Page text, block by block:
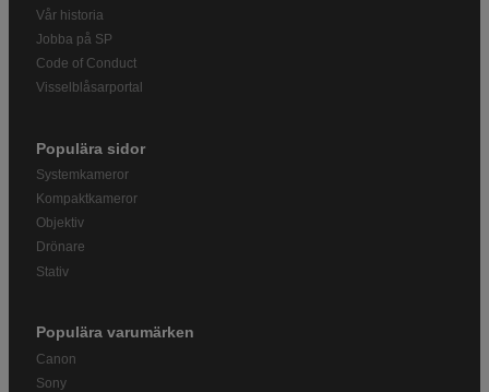
Vår historia
Jobba på SP
Code of Conduct
Visselblåsarportal
Populära sidor
Systemkameror
Kompaktkameror
Objektiv
Drönare
Stativ
Populära varumärken
Canon
Sony